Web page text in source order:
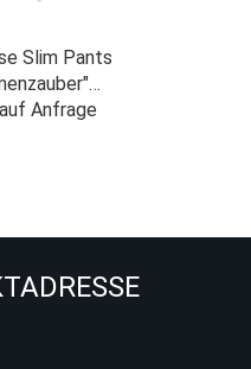
Slim Pants
Anfrage